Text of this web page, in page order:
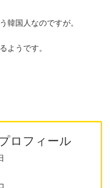
韓国人なのですが。
ようです。
ロフィール